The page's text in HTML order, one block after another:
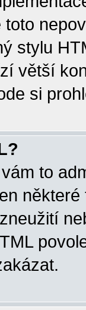
stylu
větší
si
to